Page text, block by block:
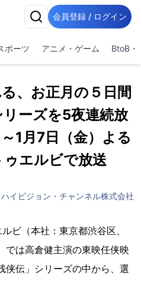
会員登録 / ログイン
ポーツ アニメ・ゲーム BtoB・
、お正月の５日間
リーズを5夜連続放
1月7日（金）よる
ゥエルビで放送
イビジョン・チャンネル株式会社
ビ（本社：東京都渋谷区、
では高倉健主演の東映任侠映
侠伝」シリーズの中から、選